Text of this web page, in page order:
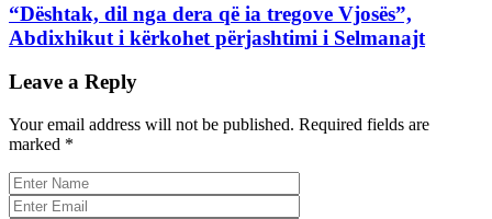
“Dështak, dil nga dera që ia tregove Vjosës”,
Abdixhikut i kërkohet përjashtimi i Selmanajt
Leave a Reply
Your email address will not be published. Required fields are
marked *